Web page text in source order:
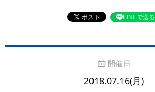
LINEで送る
開催日
2018.07.16(月)